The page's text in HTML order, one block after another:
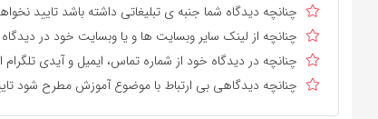
چنانچه دیدگاه شما جنبه ی تبلیغاتی داشته باشد تایید
چنانچه از لینک سایر وبسایت ها و یا وبسایت خود در
چنانچه در دیدگاه خود از شماره تماس، ایمیل و آیدی
چنانچه دیدگاهی بی ارتباط با موضوع آموزش مطرح شود